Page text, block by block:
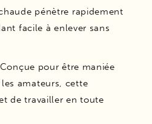
pénètre rapidement
facile à enlever sans
pour être maniée
amateurs, cette
de travailler en toute